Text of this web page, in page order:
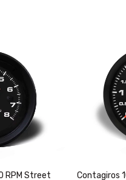
RPM Street
Contagiros